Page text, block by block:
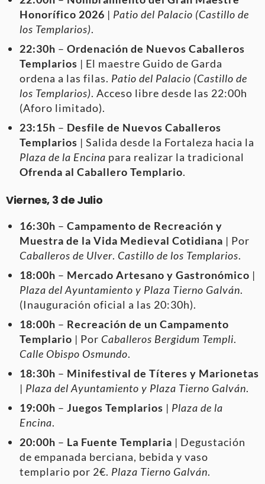
Honorífico 2026 | Patio del Palacio (Castillo de
los Templarios).
22:30h – Ordenación de Nuevos Caballeros
Templarios | El maestre Guido de Garda
ordena a las filas. Patio del Palacio (Castillo de
los Templarios). Acceso libre desde las 22:00h
(Aforo limitado).
23:15h – Desfile de Nuevos Caballeros
Templarios | Salida desde la Fortaleza hacia la
Plaza de la Encina para realizar la tradicional
Ofrenda al Caballero Templario.
Viernes, 3 de Julio
16:30h – Campamento de Recreación y
Muestra de la Vida Medieval Cotidiana | Por
Caballeros de Ulver. Castillo de los Templarios.
18:00h – Mercado Artesano y Gastronómico |
Plaza del Ayuntamiento y Plaza Tierno Galván.
(Inauguración oficial a las 20:30h).
18:00h – Recreación de un Campamento
Templario | Por Caballeros Bergidum Templi.
Calle Obispo Osmundo.
18:30h – Minifestival de Títeres y Marionetas
| Plaza del Ayuntamiento y Plaza Tierno Galván.
19:00h – Juegos Templarios | Plaza de la
Encina.
20:00h – La Fuente Templaria | Degustación
de empanada berciana, bebida y vaso
templario por 2€. Plaza Tierno Galván.